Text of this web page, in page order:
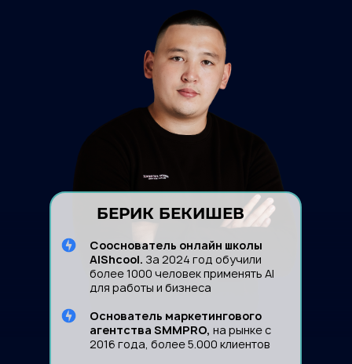
Сооснователь онлайн школы
AIShcool. За 2024 год обучили
более 1000 человек применять AI
для работы и бизнеса
Основатель маркетингового
агентства SMMPRO, на рынке с
2016 года, более 5.000 клиентов
БЕРИК БЕКИШЕВ